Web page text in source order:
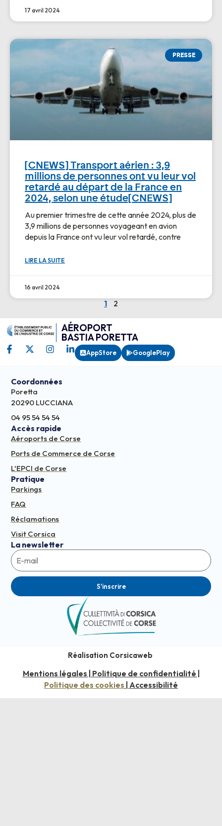
17 avril 2024
PRESSE
[CNEWS] Transport aérien : 3,9
millions de personnes ont vu leur vol
retardé au départ de la France en
2024, selon une étude[CNEWS]
Au premier trimestre de cette année 2024, plus de
3,9 millions de personnes voyageant en avion
depuis la France ont vu leur vol retardé, contre
LIRE LA SUITE
16 avril 2024
1 2
AÉROPORT
BASTIA PORETTA
AppStore GooglePlay
Coordonnées
Poretta
20290 LUCCIANA
04 95 54 54 54
Accès rapide
Aéroports de Corse
Ports de Commerce de Corse
L'EPCI de Corse
Pratique
Parkings
FAQ
Réclamations
Visit Corsica
La newsletter
S'inscrire
Réalisation Corsicaweb
Mentions légales Politique de confidentialité
Politique des cookies Accessibilité